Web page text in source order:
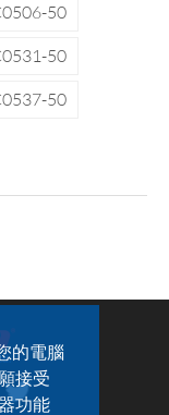
的電腦
接受
功能
50
50
50